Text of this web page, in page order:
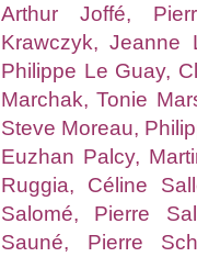
Arthur Joffé,
Krawczyk, Jeanne
Philippe Le Guay,
Marchak, Tonie
Steve Moreau,
Euzhan Palcy,
Ruggia, Céline
Salomé, Pierre
Sauné, Pierre